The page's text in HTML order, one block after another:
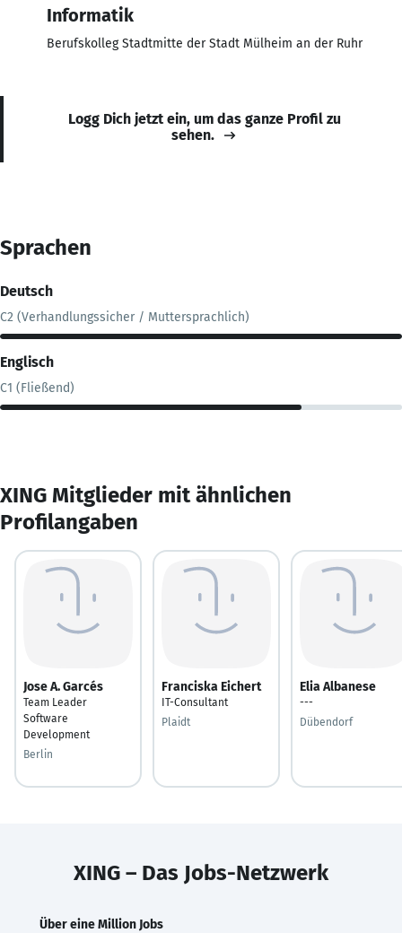
Informatik
Berufskolleg Stadtmitte der Stadt Mülheim an der Ruhr
Logg Dich jetzt ein, um das ganze Profil zu
sehen.
Sprachen
Deutsch
C2 (Verhandlungssicher / Muttersprachlich)
Englisch
C1 (Fließend)
XING Mitglieder mit ähnlichen
Profilangaben
Jose A. Garcés
Team Leader
Software
Development
Berlin
Franciska Eichert
IT-Consultant
Plaidt
Elia Albanese
---
Dübendorf
XING – Das Jobs-Netzwerk
Über eine Million Jobs